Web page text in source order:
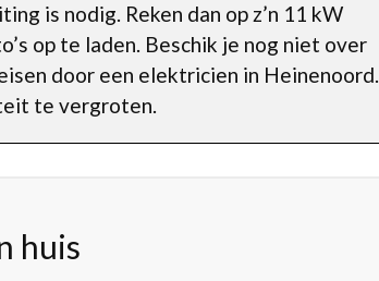
is nodig. Reken dan op z’n 11 kW
op te laden. Beschik je nog niet over
door een elektricien in Heinenoord.
te vergroten.
huis